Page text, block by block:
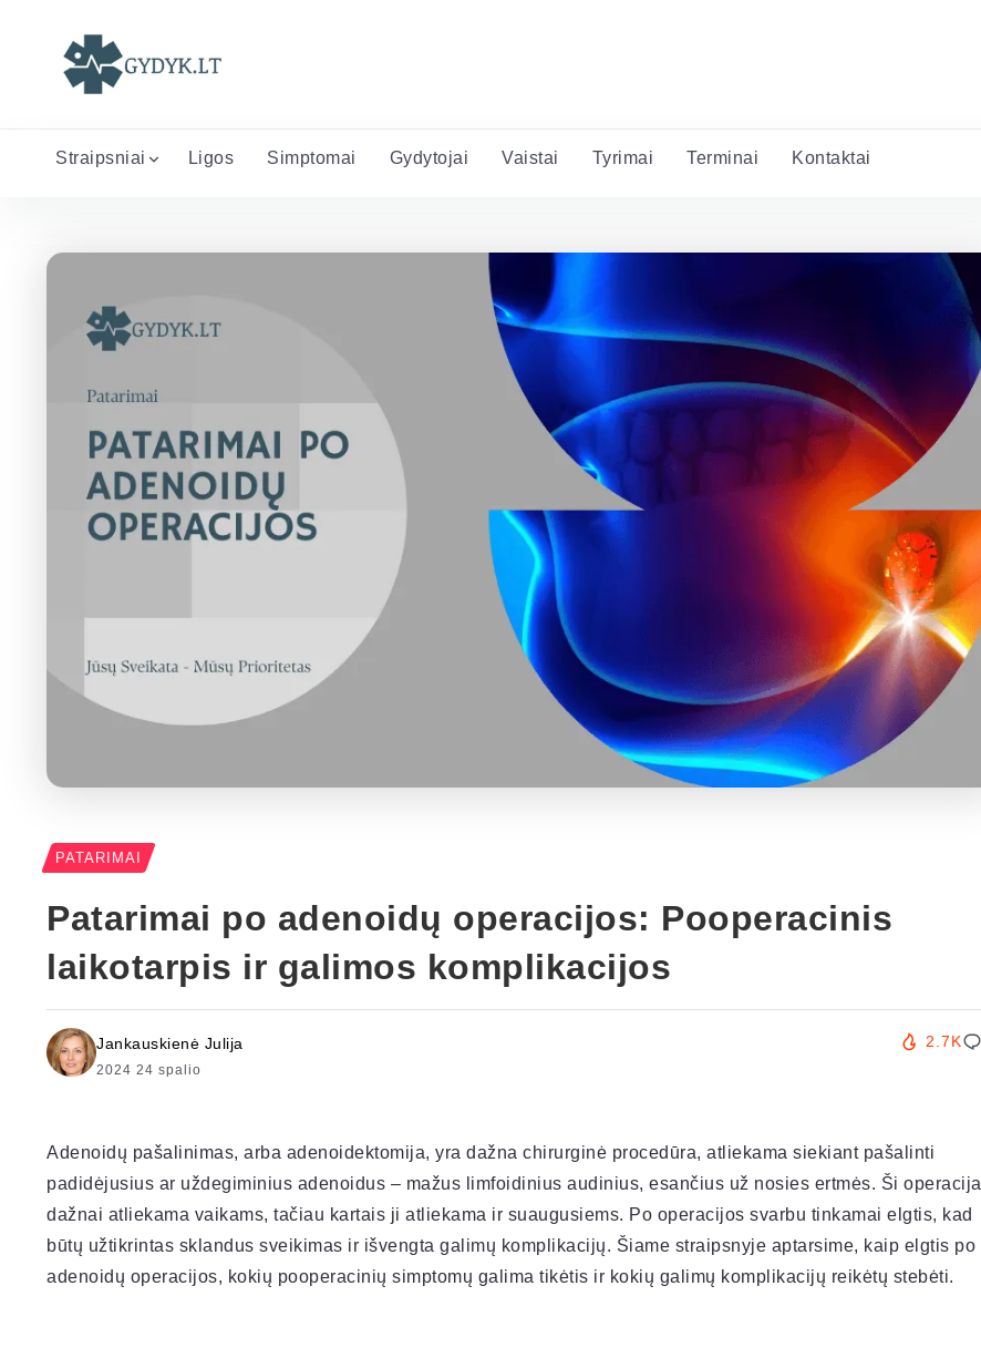
Straipsniai Ligos Simptomai Gydytojai Vaistai Tyrimai Terminai Kontaktai
PATARIMAI
Patarimai po adenoidų operacijos: Pooperacinis
laikotarpis ir galimos komplikacijos
Jankauskienė Julija
2024 24 spalio
2.7K
Adenoidų pašalinimas, arba adenoidektomija, yra dažna chirurginė procedūra, atliekama siekiant pašalinti
padidėjusius ar uždegiminius adenoidus – mažus limfoidinius audinius, esančius už nosies ertmės. Ši operacija
dažnai atliekama vaikams, tačiau kartais ji atliekama ir suaugusiems. Po operacijos svarbu tinkamai elgtis, kad
būtų užtikrintas sklandus sveikimas ir išvengta galimų komplikacijų. Šiame straipsnyje aptarsime, kaip elgtis po
adenoidų operacijos, kokių pooperacinių simptomų galima tikėtis ir kokių galimų komplikacijų reikėtų stebėti.